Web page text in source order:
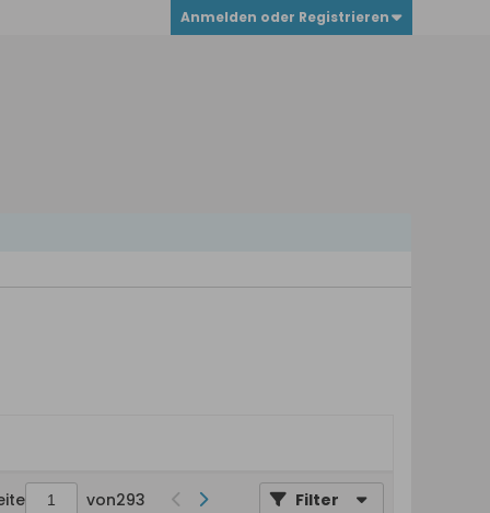
Anmelden oder Registrieren
von293 Filter